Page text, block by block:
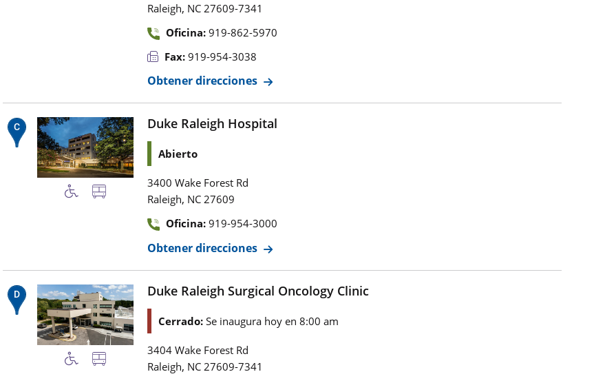
Raleigh, NC 27609-7341
Oficina: 919-862-5970
Fax: 919-954-3038
Obtener direcciones
Duke Raleigh Hospital
Abierto
3400 Wake Forest Rd
Raleigh, NC 27609
Oficina: 919-954-3000
Obtener direcciones
Duke Raleigh Surgical Oncology Clinic
Cerrado: Se inaugura hoy en 8:00 am
3404 Wake Forest Rd
Raleigh, NC 27609-7341